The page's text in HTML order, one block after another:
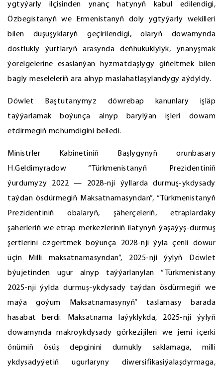
ygtyýarly ilçisinden ynanç hatynyň kabul edilendigi,
Özbegistanyň we Ermenistanyň doly ygtyýarly wekilleri
bilen duşuşyklaryň geçirilendigi, olaryň dowamynda
dostlukly ýurtlaryň arasynda deňhukuklylyk, ynanyşmak
ýörelgelerine esaslanýan hyzmatdaşlygy giňeltmek bilen
bagly meseleleriň ara alnyp maslahatlaşylandygy aýdyldy.
Döwlet Baştutanymyz döwrebap kanunlary işläp
taýýarlamak boýunça alnyp barylýan işleri dowam
etdirmegiň möhümdigini belledi.
Ministrler Kabinetiniň Başlygynyň orunbasary
H.Geldimyradow “Türkmenistanyň Prezidentiniň
ýurdumyzy 2022 — 2028-nji ýyllarda durmuş-ykdysady
taýdan ösdürmegiň Maksatnamasyndan”, “Türkmenistanyň
Prezidentiniň obalaryň, şäherçeleriň, etraplardaky
şäherleriň we etrap merkezleriniň ilatynyň ýaşaýyş-durmuş
şertlerini özgertmek boýunça 2028-nji ýyla çenli döwür
üçin Milli maksatnamasyndan”, 2025-nji ýylyň Döwlet
býujetinden ugur alnyp taýýarlanylan “Türkmenistany
2025-nji ýylda durmuş-ykdysady taýdan ösdürmegiň we
maýa goýum Maksatnamasynyň” taslamasy barada
hasabat berdi. Maksatnama laýyklykda, 2025-nji ýylyň
dowamynda makroykdysady görkezijileri we jemi içerki
önümiň ösüş depginini durnukly saklamaga, milli
ykdysadyýetiň ugurlaryny diwersifikasiýalaşdyrmaga,